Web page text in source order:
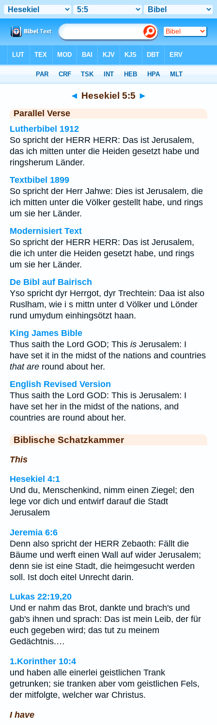
◄ Hesekiel 5:5 ►
Parallel Verse
Lutherbibel 1912
So spricht der HERR HERR: Das ist Jerusalem,
das ich mitten unter die Heiden gesetzt habe und
ringsherum Länder.
Textbibel 1899
So spricht der Herr Jahwe: Dies ist Jerusalem, die
ich mitten unter die Völker gestellt habe, und rings
um sie her Länder.
Modernisiert Text
So spricht der HERR HERR: Das ist Jerusalem,
die ich unter die Heiden gesetzt habe, und rings
um sie her Länder.
De Bibl auf Bairisch
Yso spricht dyr Herrgot, dyr Trechtein: Daa ist also
Ruslham, wie i s mittn unter d Völker und Lönder
rund umydum einhingsötzt haan.
King James Bible
Thus saith the Lord GOD; This is Jerusalem: I
have set it in the midst of the nations and countries
that are round about her.
English Revised Version
Thus saith the Lord GOD: This is Jerusalem: I
have set her in the midst of the nations, and
countries are round about her.
Biblische Schatzkammer
This
Hesekiel 4:1
Und du, Menschenkind, nimm einen Ziegel; den
lege vor dich und entwirf darauf die Stadt
Jerusalem
Jeremia 6:6
Denn also spricht der HERR Zebaoth: Fällt die
Bäume und werft einen Wall auf wider Jerusalem;
denn sie ist eine Stadt, die heimgesucht werden
soll. Ist doch eitel Unrecht darin.
Lukas 22:19,20
Und er nahm das Brot, dankte und brach's und
gab's ihnen und sprach: Das ist mein Leib, der für
euch gegeben wird; das tut zu meinem
Gedächtnis.…
1.Korinther 10:4
und haben alle einerlei geistlichen Trank
getrunken; sie tranken aber vom geistlichen Fels,
der mitfolgte, welcher war Christus.
I have